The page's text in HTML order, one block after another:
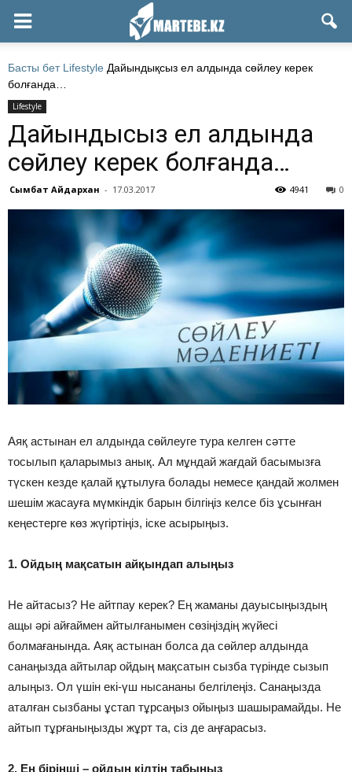
Басты бет Lifestyle Дайындықсыз ел алдында сөйлеу керек
болғанда…
Lifestyle
Дайындықсыз ел алдында
сөйлеу керек болғанда…
Сымбат Айдархан - 17.03.2017 0
4941
Аяқ астынан ел алдында сөйлеуге тура келген cәтте
тосылып қаларымыз анық. Ал мұндай жағдай басымызға
түскен кезде қалай құтылуға болады немесе қандай жолмен
шешім жасауға мүмкіндік барын білгіңіз келсе біз ұсынған
кеңестерге көз жүгіртіңіз, іске асырыңыз.
1. Ойдың мақсатын айқындап алыңыз
Не айтасыз? Не айтпау керек? Ең жаманы дауысыңыздың
ащы әрі айғаймен айтылғанымен сөзіңіздің жүйесі
болмағанында. Аяқ астынан болса да сөйлер алдында
санаңызда айтылар ойдың мақсатын сызба түрінде сызып
алыңыз. Ол үшін екі-үш нысананы белгілеңіз. Санаңызда
аталған сызбаны ұстап тұрсаңыз ойыңыз шашырамайды. Не
айтып тұрғаныңызды жұрт та, сіз де аңғарасыз.
2. Ең бірінші – ойдың кілтін табыңыз